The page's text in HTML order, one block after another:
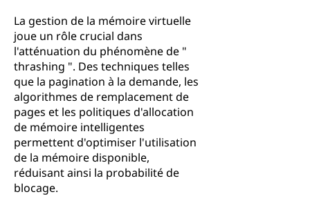
La gestion de la mémoire virtuelle
joue un rôle crucial dans
l'atténuation du phénomène de "
thrashing ". Des techniques telles
que la pagination à la demande, les
algorithmes de remplacement de
pages et les politiques d'allocation
de mémoire intelligentes
permettent d'optimiser l'utilisation
de la mémoire disponible,
réduisant ainsi la probabilité de
blocage.